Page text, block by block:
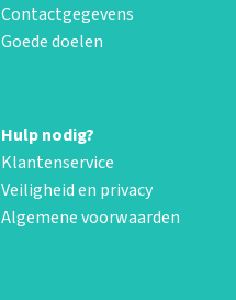
Contactgegevens
Goede doelen
Hulp nodig?
Klantenservice
Veiligheid en privacy
Algemene voorwaarden